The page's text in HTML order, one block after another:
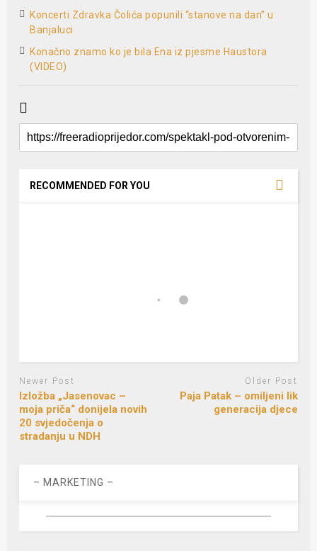
Koncerti Zdravka Čolića popunili “stanove na dan” u
Banjaluci
Konačno znamo ko je bila Ena iz pjesme Haustora
(VIDEO)
RECOMMENDED FOR YOU
Newer Post
Izložba „Jasenovac –
moja priča“ donijela novih
20 svjedočenja o
stradanju u NDH
Older Post
Paja Patak – omiljeni lik
generacija djece
– MARKETING –